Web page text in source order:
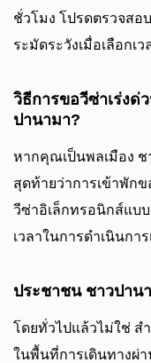
ชั่วโมง โปรดตรวจสอ
ระมัดระวังเมื่อเลือกเ
วิธีการขอวีซ่าเร่งด่
ปานามา?
หากคุณเป็นพลเมือง
สุดท้ายว่าการเข้าพัก
วีซ่าอิเล็กทรอนิกส์แบบ
เวลาในการดำเนินกา
ประชาชน ชาวปาน
โดยทั่วไปแล้วไม่ใช่ ส
ในพื้นที่การเดินทางผ่